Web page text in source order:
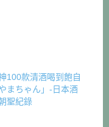
100款清酒喝到飽自
まちゃん」-日本酒
聖紀錄